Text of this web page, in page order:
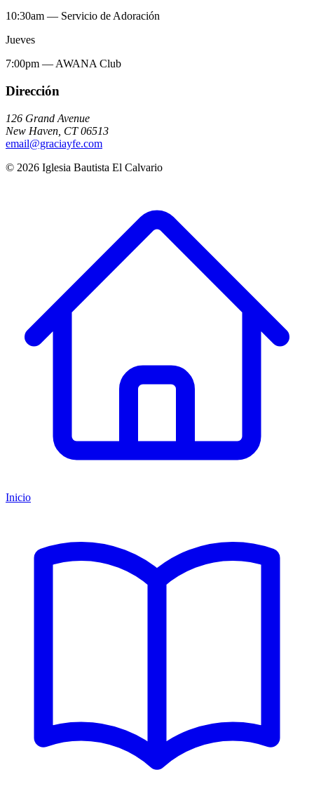
10:30am — Servicio de Adoración
Jueves
7:00pm — AWANA Club
Dirección
126 Grand Avenue
New Haven CT 06513
email@graciayfe.com
© 2026 Iglesia Bautista El Calvario
Inicio